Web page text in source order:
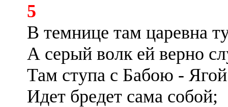
5
В темнице там царевна
А серый волк ей верно
Там ступа с Бабою - Ягой
Идет бредет сама собой;